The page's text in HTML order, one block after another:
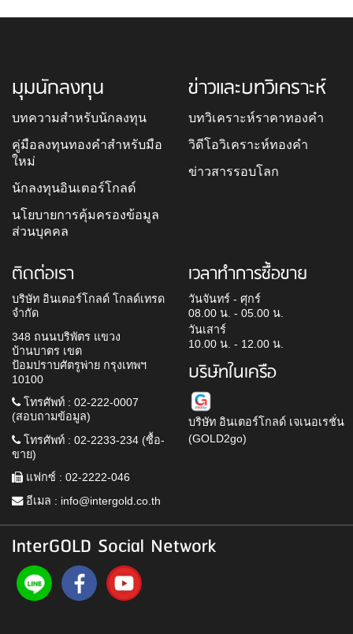
มุมนักลงทุน
บทความสำหรับนักลงทุน
คู่มือลงทุนทองคำสำหรับมือ
ใหม่
นักลงทุนอินเตอร์โกลด์
นโยบายการคุ้มครองข้อมูล
ส่วนบุคคล
ข่าวและบทวิเคราะห์
บทวิเคราะห์ราคาทองคำ
วิดีโอวิเคราะห์ทองคำ
ข่าวสารรอบโลก
ติดต่อเรา
บริษัท อินเตอร์โกลด์ โกลด์เทรด
จำกัด
348 ถนนบริพัตร แขวง
บ้านบาตร เขต
ป้อมปราบศัตรูพ่าย กรุงเทพฯ
10100
โทรศัพท์ : 02-222-0007
(สอบถามข้อมูล)
โทรศัพท์ : 02-2233-234 (ซื้อ-
ขาย)
แฟกซ์ : 02-2222-046
อีเมล : info@intergold.co.th
เวลาทำการซื้อขาย
วันจันทร์ - ศุกร์
08.00 น. - 05.00 น.
วันเสาร์
10.00 น. - 12.00 น.
บริษัทในเครือ
บริษัท อินเตอร์โกลด์ เจเนอเรชั่น
(GOLD2go)
InterGOLD Social Network